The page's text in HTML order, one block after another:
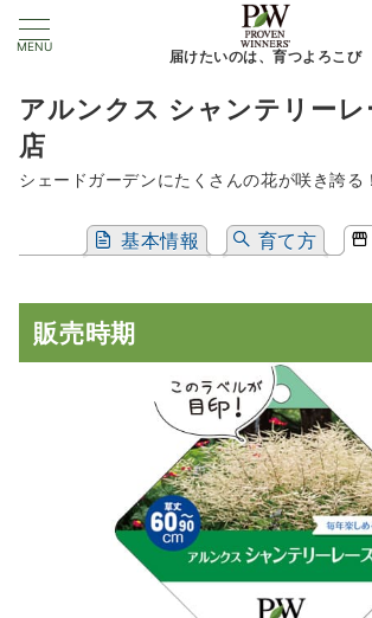
MENU
届けたいのは、育つよろこび
アルンクス シャンテリー
店
シェードガーデンにたくさんの花が咲き誇る
基本情報 育て方
販売時期